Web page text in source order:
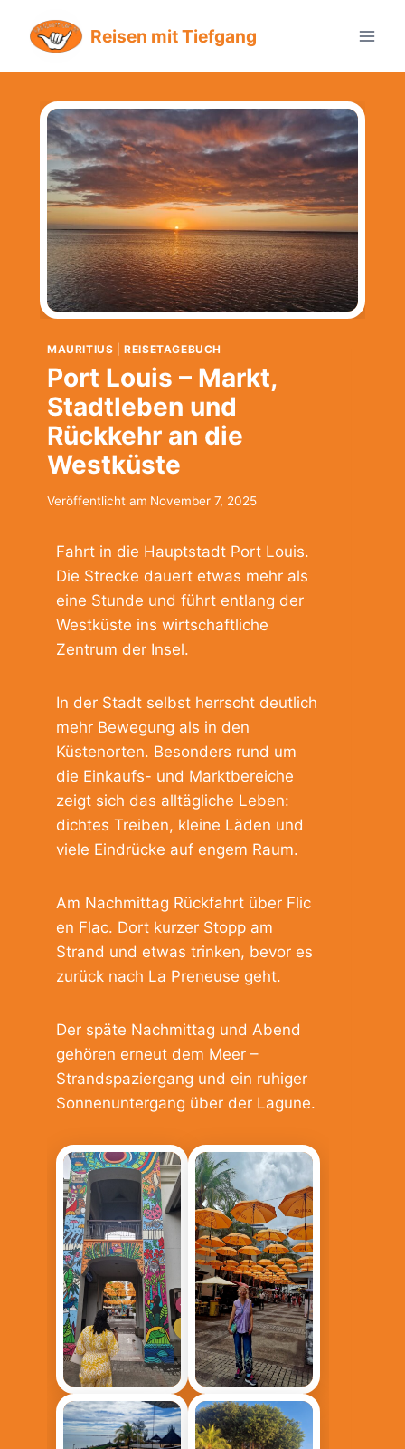
Inhalt
Reisen mit Tiefgang
MAURITIUS |REISETAGEBUCH
Port Louis – Markt,
Stadtleben und
Rückkehr an die
Westküste
Veröffentlicht am November 7, 2025
Fahrt in die Hauptstadt Port Louis.
Die Strecke dauert etwas mehr als
eine Stunde und führt entlang der
Westküste ins wirtschaftliche
Zentrum der Insel.
In der Stadt selbst herrscht deutlich
mehr Bewegung als in den
Küstenorten. Besonders rund um
die Einkaufs- und Marktbereiche
zeigt sich das alltägliche Leben:
dichtes Treiben, kleine Läden und
viele Eindrücke auf engem Raum.
Am Nachmittag Rückfahrt über Flic
en Flac. Dort kurzer Stopp am
Strand und etwas trinken, bevor es
zurück nach La Preneuse geht.
Der späte Nachmittag und Abend
gehören erneut dem Meer –
Strandspaziergang und ein ruhiger
Sonnenuntergang über der Lagune.